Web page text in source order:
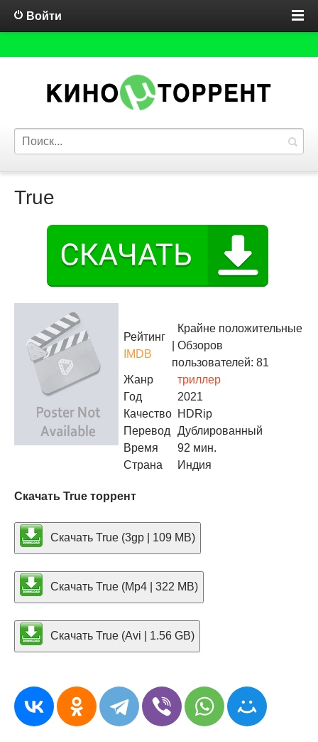
Войти
True
Рейтинг
IMDB
Крайне положительные
| Обзоров
пользователей: 81
Жанр
триллер
Год
2021
Качество HDRip
Перевод
Дублированный
Время
92 мин.
Страна
Индия
Скачать True торрент
Скачать True (3gp | 109 MB)
Скачать True (Mp4 | 322 MB)
Скачать True (Avi | 1.56 GB)